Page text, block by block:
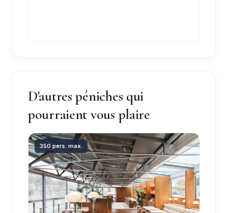
D'autres péniches qui
pourraient vous plaire
350 pers. max.